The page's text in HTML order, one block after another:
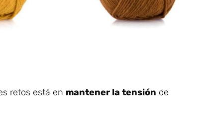
retos está en mantener la tensión de